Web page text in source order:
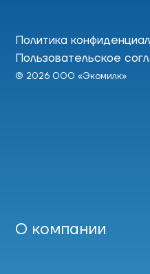
Политика
Пользовательское
© 2026 ООО «Экомилк»
О компании